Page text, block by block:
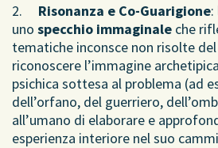
2. Risonanza e Co-Guarigione:
uno specchio immaginale che
tematiche inconsce non risolte
riconoscere l’immagine
psichica sottesa al problema (ad
dell’orfano, del guerriero,
all’umano di elaborare e
esperienza interiore nel suo